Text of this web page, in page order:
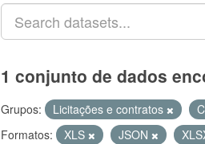
1 conjunto de dados
Grupos: Licitações e contratos
Formatos:
XLS JSON